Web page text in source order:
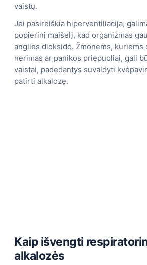
vaistų.
Jei pasireiškia hiperventiliacija,
popierinį maišelį, kad organizmas
anglies dioksido. Žmonėms, kuriems
nerimas ar panikos priepuoliai, gali
vaistai, padedantys suvaldyti
patirti alkalozę.
Kaip išvengti
alkalozės